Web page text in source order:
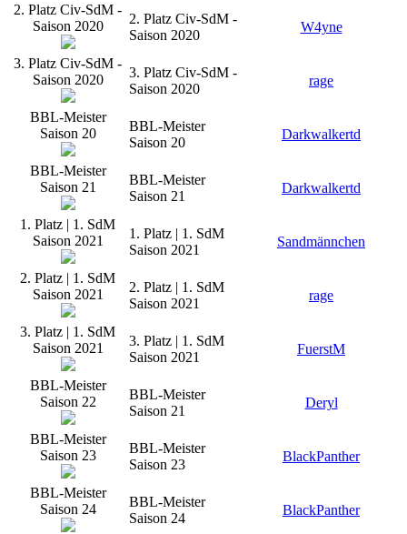
2. Platz Civ-SdM -
Saison 2020
2. Platz Civ-SdM -
Saison 2020
W4yne
3. Platz Civ-SdM -
Saison 2020
3. Platz Civ-SdM -
Saison 2020
rage
BBL-Meister
Saison 20
BBL-Meister
Saison 20
Darkwalkertd
BBL-Meister
Saison 21
BBL-Meister
Saison 21
Darkwalkertd
1. Platz | 1. SdM
Saison 2021
1. Platz | 1. SdM
Saison 2021
Sandmännchen
2. Platz | 1. SdM
Saison 2021
2. Platz | 1. SdM
Saison 2021
rage
3. Platz | 1. SdM
Saison 2021
3. Platz | 1. SdM
Saison 2021
FuerstM
BBL-Meister
Saison 22
BBL-Meister
Saison 21
Deryl
BBL-Meister
Saison 23
BBL-Meister
Saison 23
BlackPanther
BBL-Meister
Saison 24
BBL-Meister
Saison 24
BlackPanther